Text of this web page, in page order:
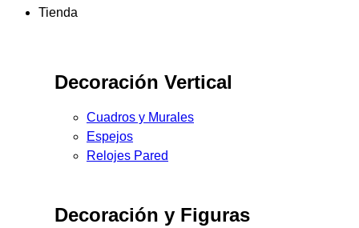
Tienda
Decoración Vertical
Cuadros y Murales
Espejos
Relojes Pared
Decoración y Figuras